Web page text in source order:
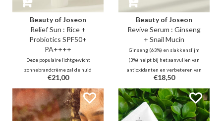
Beauty of Joseon
Relief Sun : Rice +
Probiotics SPF50+
PA++++
Deze populaire lichtgewicht
zonnebrandcrème zal de huid
goed beschermen dankzij 4
nieuwe generatie UV-filters.
Deze verzorgende formule bevat
ook hydraterend en
verhelderend rijst (30%),
€21,00
Beauty of Joseon
Revive Serum : Ginseng
+ Snail Mucin
Ginseng (63%) en slakkenslijm
(3%) helpt bij het aanvullen van
antioxidanten en verbeteren van
huid elasticiteit terwijl het de
regeneratie van huidcellen
bevordert. Dit serum heeft een
luxueuze textuur die de huid
voedt zonder residu.
€18,50